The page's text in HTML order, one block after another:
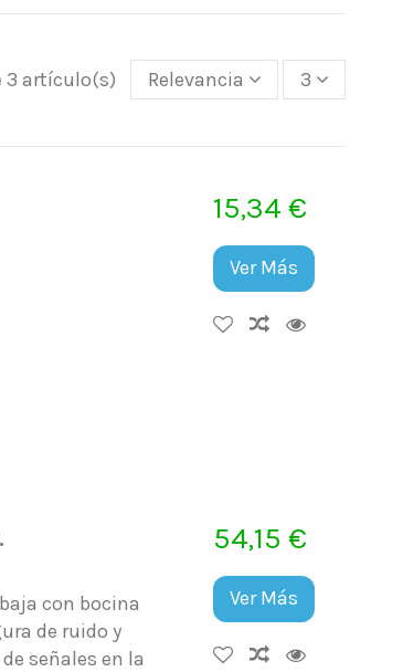
3 artículo(s) Relevancia 3
15,34 €
Ver Más
con bocina
de ruido y
señales en la
54,15 €
Ver Más